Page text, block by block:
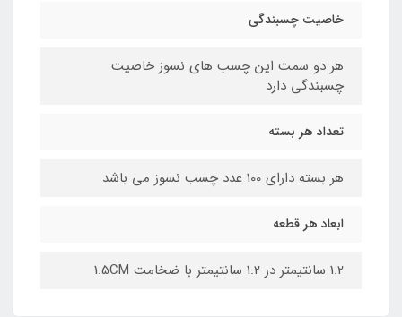
خاصیت چسبندگی
هر دو سمت این چسب های نسوز خاصیت
چسبندگی دارد
تعداد هر بسته
هر بسته دارای 100 عدد چسب نسوز می باشد
ابعاد هر قطعه
1.2 سانتیمتر در 1.2 سانتیمتر با ضخامت 1.5CM